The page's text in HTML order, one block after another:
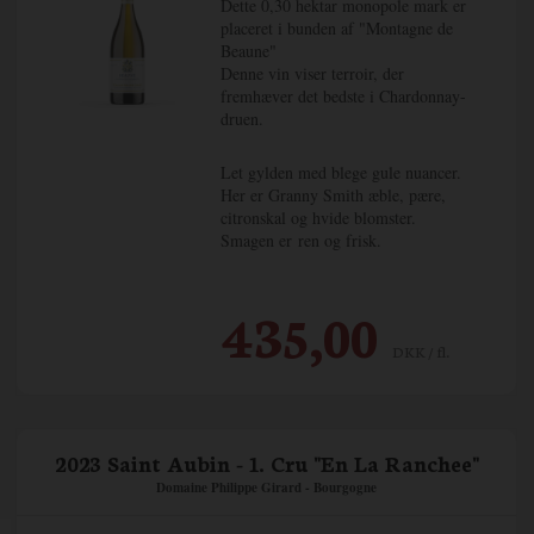
Dette 0,30 hektar monopole mark er
placeret i bunden af "Montagne de
Beaune"
Denne vin viser terroir, der
fremhæver det bedste i Chardonnay-
druen.
Let gylden med blege gule nuancer.
Her er Granny Smith æble, pære,
citronskal og hvide blomster.
Smagen er ren og frisk.
435,00
2023 Saint Aubin - 1. Cru "En La Ranchee"
Domaine Philippe Girard - Bourgogne